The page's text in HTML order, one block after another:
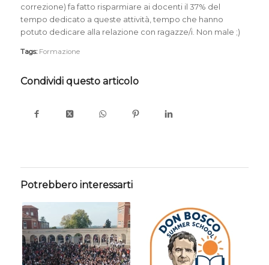
correzione) fa fatto risparmiare ai docenti il 37% del
tempo dedicato a queste attività, tempo che hanno
potuto dedicare alla relazione con ragazze/i. Non male ;)
Tags: Formazione
Condividi questo articolo
Potrebbero interessarti